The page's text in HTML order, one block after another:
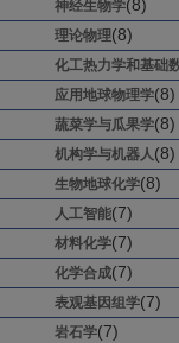
神经生物学(8)
理论物理(8)
化工热力学和基础
应用地球物理学(8)
蔬菜学与瓜果学(8)
机构学与机器人(8)
生物地球化学(8)
人工智能(7)
材料化学(7)
化学合成(7)
表观基因组学(7)
岩石学(7)